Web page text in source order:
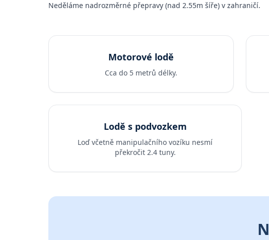
Neděláme nadrozměrné přepravy (nad 2.55m šíře) v zahraničí.
Motorové lodě
Cca do 5 metrů délky.
Lodě s podvozkem
Loď včetně manipulačního vozíku nesmí
překročit 2.4 tuny.